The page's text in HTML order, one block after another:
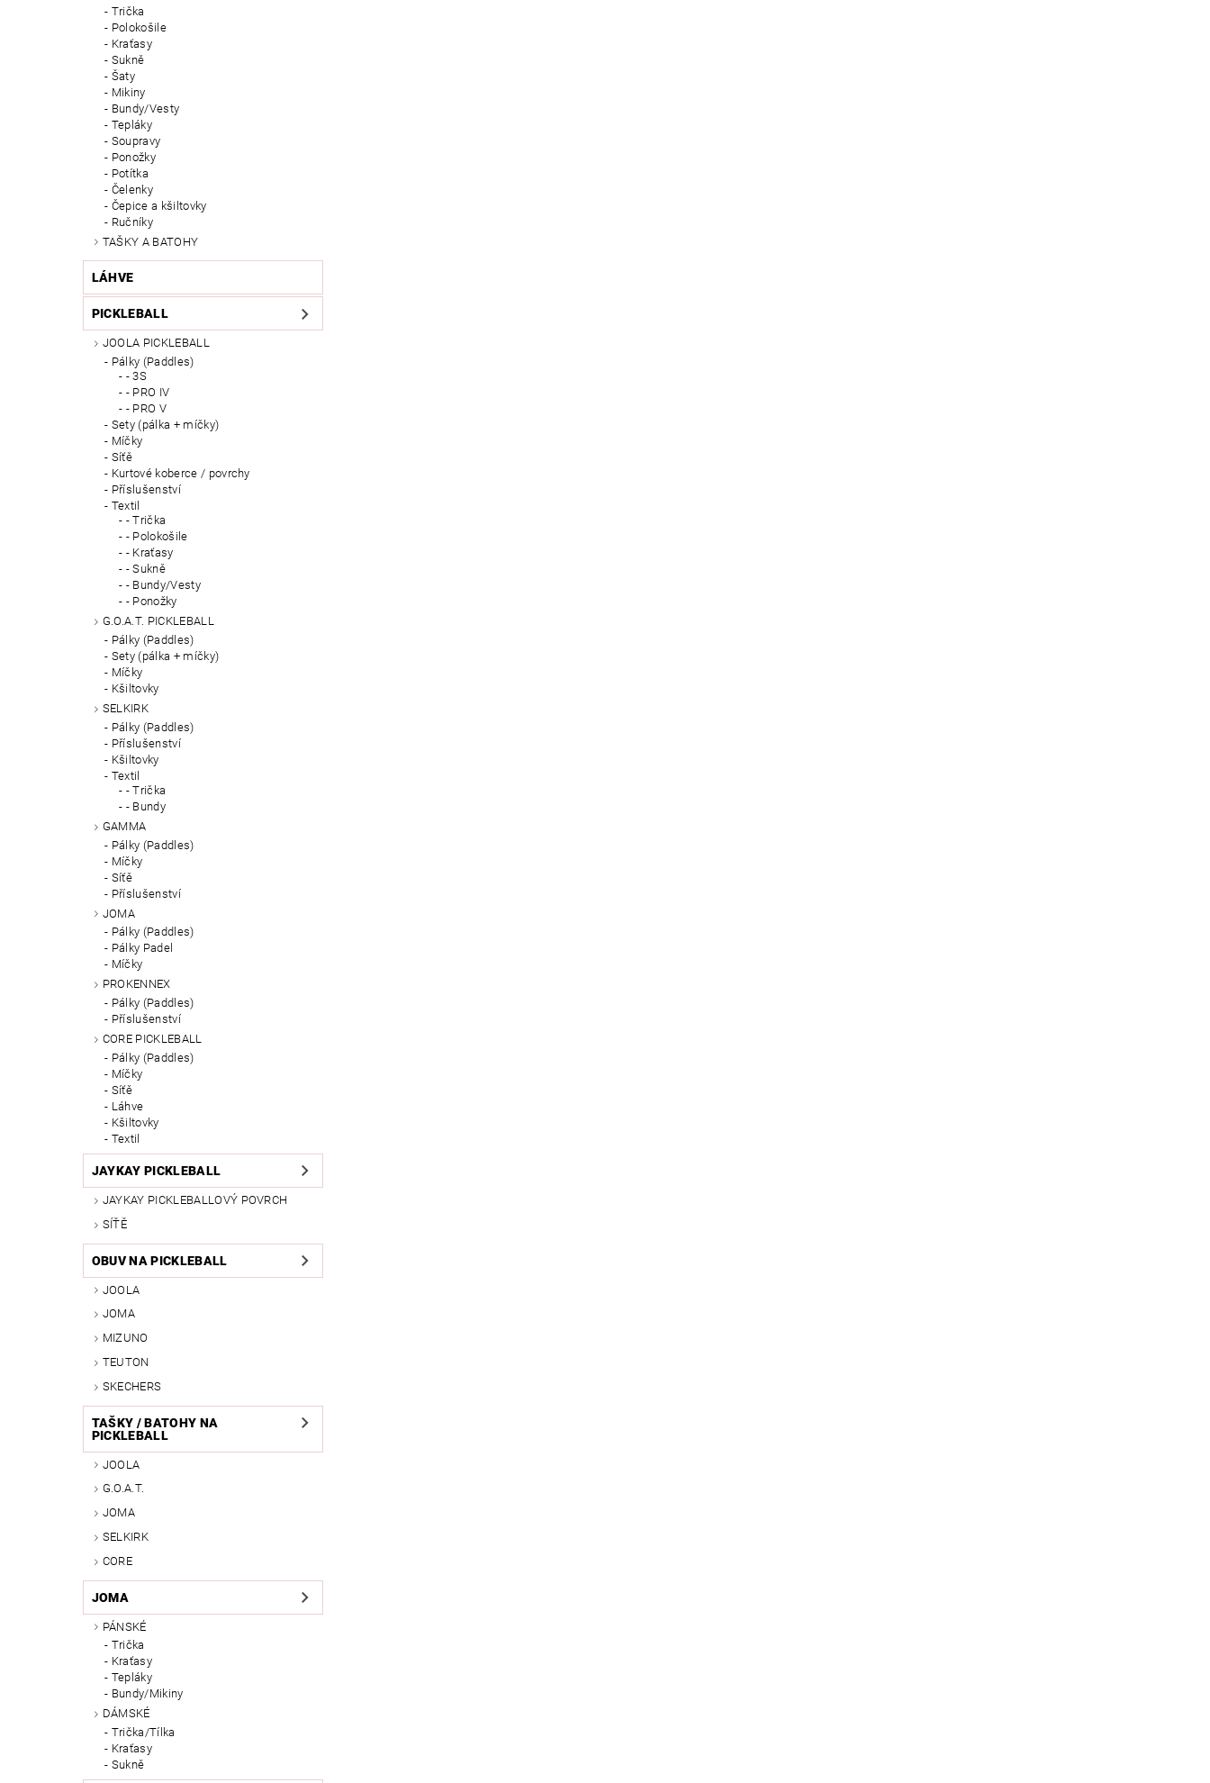
Trička
Polokošile
Kraťasy
Sukně
Šaty
Mikiny
Bundy/Vesty
Tepláky
Soupravy
Ponožky
Potítka
Čelenky
Čepice a kšiltovky
Ručníky
TAŠKY A BATOHY
LÁHVE
PICKLEBALL
JOOLA PICKLEBALL
Pálky (Paddles)
- 3S
- PRO IV
- PRO V
Sety (pálka + míčky)
Míčky
Síťě
Kurtové koberce / povrchy
Příslušenství
Textil
- Trička
- Polokošile
- Kraťasy
- Sukně
- Bundy/Vesty
- Ponožky
G.O.A.T. PICKLEBALL
Pálky (Paddles)
Sety (pálka + míčky)
Míčky
Kšiltovky
SELKIRK
Pálky (Paddles)
Příslušenství
Kšiltovky
Textil
- Trička
- Bundy
GAMMA
Pálky (Paddles)
Míčky
Síťě
Příslušenství
JOMA
Pálky (Paddles)
Pálky Padel
Míčky
PROKENNEX
Pálky (Paddles)
Příslušenství
CORE PICKLEBALL
Pálky (Paddles)
Míčky
Síťě
Láhve
Kšiltovky
Textil
JAYKAY PICKLEBALL
JAYKAY PICKLEBALLOVÝ POVRCH
SÍŤĚ
OBUV NA PICKLEBALL
JOOLA
JOMA
MIZUNO
TEUTON
SKECHERS
TAŠKY / BATOHY NA
PICKLEBALL
JOOLA
G.O.A.T.
JOMA
SELKIRK
CORE
JOMA
PÁNSKÉ
Trička
Kraťasy
Tepláky
Bundy/Mikiny
DÁMSKÉ
Trička/Tílka
Kraťasy
Sukně